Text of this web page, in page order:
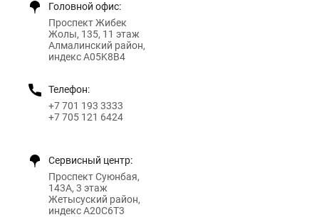
Головной офис:
Проспект Жибек
Жолы, 135, 11 этаж
Алмалинский район,
индекс A05K8B4
Телефон:
+7 701 193 3333
+7 705 121 6424
Сервисный центр:
Проспект Суюнбая,
143А, 3 этаж
Жетысуский район,
индекс A20C6T3